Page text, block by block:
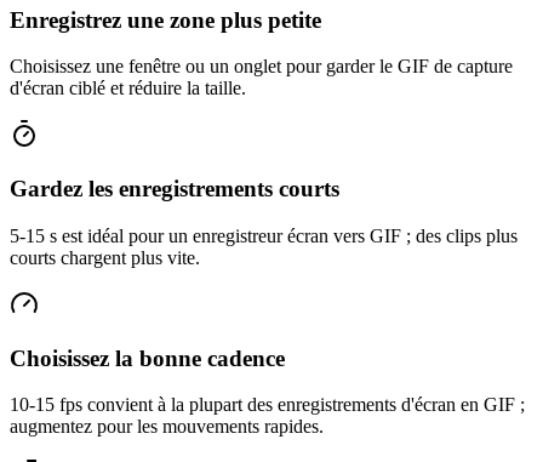
Enregistrez une zone plus petite
Choisissez une fenêtre ou un onglet pour garder le GIF de capture
d'écran ciblé et réduire la taille.
Gardez les enregistrements courts
5-15 s est idéal pour un enregistreur écran vers GIF ; des clips plus
courts chargent plus vite.
Choisissez la bonne cadence
10-15 fps convient à la plupart des enregistrements d'écran en GIF ;
augmentez pour les mouvements rapides.